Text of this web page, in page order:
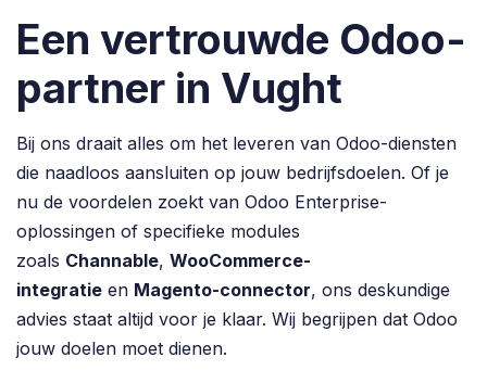
Een vertrouwde Odoo-
partner in Vught
Bij ons draait alles om het leveren van Odoo-diensten
die naadloos aansluiten op jouw bedrijfsdoelen. Of je
nu de voordelen zoekt van Odoo Enterprise-
oplossingen of specifieke modules
zoals Channable, WooCommerce-
integratie en Magento-connector, ons deskundige
advies staat altijd voor je klaar. Wij begrijpen dat Odoo
jouw doelen moet dienen.